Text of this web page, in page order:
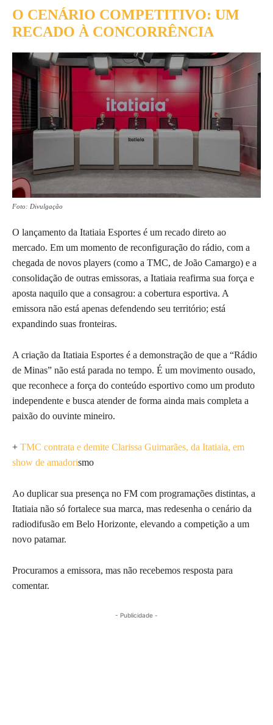
O CENÁRIO COMPETITIVO: UM
RECADO À CONCORRÊNCIA
Foto: Divulgação
O lançamento da Itatiaia Esportes é um recado direto ao
mercado. Em um momento de reconfiguração do rádio, com a
chegada de novos players (como a TMC, de João Camargo) e a
consolidação de outras emissoras, a Itatiaia reafirma sua força e
aposta naquilo que a consagrou: a cobertura esportiva. A
emissora não está apenas defendendo seu território; está
expandindo suas fronteiras.
A criação da Itatiaia Esportes é a demonstração de que a “Rádio
de Minas” não está parada no tempo. É um movimento ousado,
que reconhece a força do conteúdo esportivo como um produto
independente e busca atender de forma ainda mais completa a
paixão do ouvinte mineiro.
+ TMC contrata e demite Clarissa Guimarães, da Itatiaia, em
show de amadorismo
Ao duplicar sua presença no FM com programações distintas, a
Itatiaia não só fortalece sua marca, mas redesenha o cenário da
radiodifusão em Belo Horizonte, elevando a competição a um
novo patamar.
Procuramos a emissora, mas não recebemos resposta para
comentar.
- Publicidade -